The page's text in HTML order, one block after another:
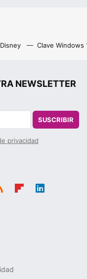
Clave Windows
NEWSLETTER
SUSCRIBIR
privacidad